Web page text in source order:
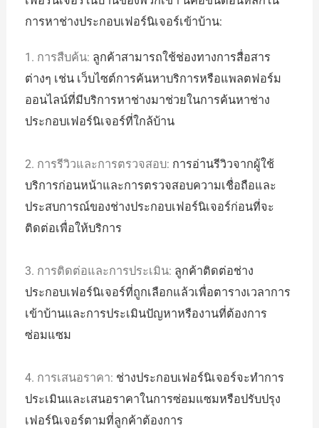
การหาช่างประกอบเฟอร์นิเจอร์เข้าบ้าน:
1. การสืบค้น: ลูกค้าสามารถใช้ช่องทางการสื่อสาร
ต่างๆ เช่น เว็บไซต์การค้นหาบริการหรือแพลตฟอร์ม
ออนไลน์ที่มีบริการหาช่างมาช่วยในการค้นหาช่าง
ประกอบเฟอร์นิเจอร์ที่ใกล้บ้าน
2. การรีวิวและการตรวจสอบ: การอ่านรีวิวจากผู้ใช้
บริการก่อนหน้าและการตรวจสอบความเชื่อถือและ
ประสบการณ์ของช่างประกอบเฟอร์นิเจอร์ก่อนที่จะ
ติดต่อเพื่อให้บริการ
3. การติดต่อและการประเมิน: ลูกค้าติดต่อช่าง
ประกอบเฟอร์นิเจอร์ที่ถูกเลือกแล้วเพื่อตารางเวลาการ
เข้าบ้านและการประเมินปัญหาหรืองานที่ต้องการ
ซ่อมแซม
4. การเสนอราคา: ช่างประกอบเฟอร์นิเจอร์จะทำการ
ประเมินและเสนอราคาในการซ่อมแซมหรือปรับปรุง
เฟอร์นิเจอร์ตามที่ลูกค้าต้องการ